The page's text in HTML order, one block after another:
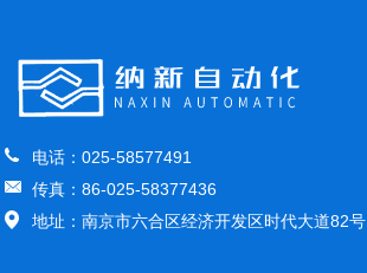
电话：025-58577491
传真：86-025-58377436
地址：南京市六合区经济开发区时代大道82号